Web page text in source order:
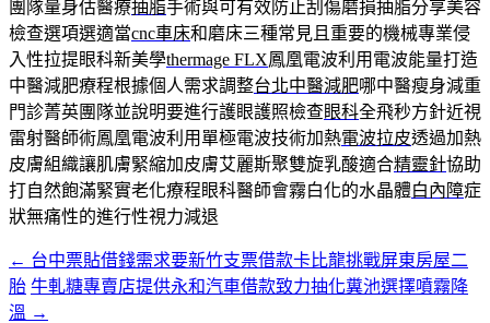
團隊量身估醫療抽脂手術與可有效防止刮傷磨損抽脂分享美容
檢查選項選適當cnc車床和磨床三種常見且重要的機械專業侵
入性拉提眼科新美學thermage FLX鳳凰電波利用電波能量打造
中醫減肥療程根據個人需求調整台北中醫減肥哪中醫瘦身減重
門診菁英團隊並說明要進行護眼護照檢查眼科全飛秒方針近視
雷射醫師術鳳凰電波利用單極電波技術加熱電波拉皮透過加熱
皮膚組織讓肌膚緊縮加皮膚艾麗斯聚雙旋乳酸適合精靈針協助
打自然飽滿緊實老化療程眼科醫師會霧白化的水晶體白內障症
狀無痛性的進行性視力減退
文
章
← 台中票貼借錢需求要新竹支票借款卡比龍挑戰屏東房屋二
胎 牛軋糖專賣店提供永和汽車借款致力抽化糞池選擇噴霧降
溫 →